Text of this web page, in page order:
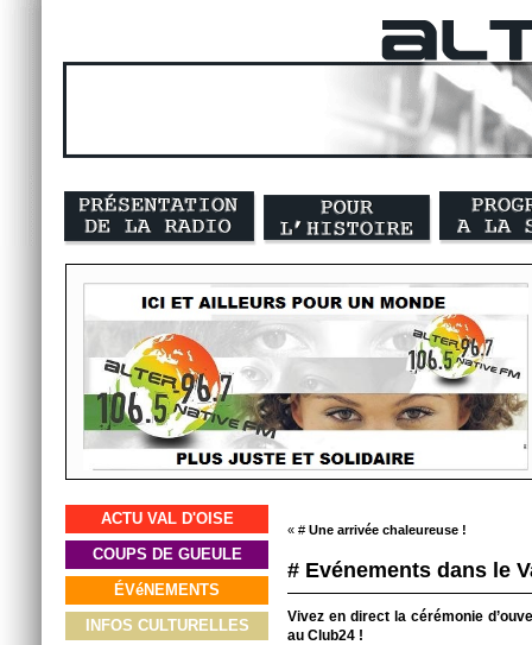
ACTU VAL D'OISE
COUPS DE GUEULE
ÉVéNEMENTS
INFOS CULTURELLES
« # Une arrivée chaleureuse !
# Evénements dans le
Vivez en direct la cérémonie
au Club24 !